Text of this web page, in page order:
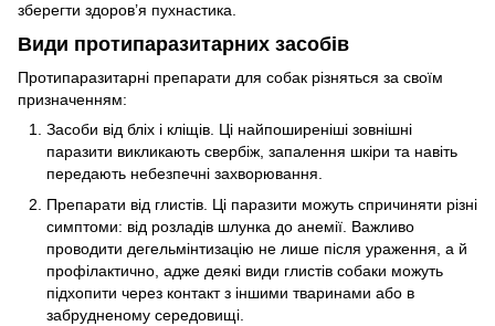
зберегти здоров’я пухнастика.
Види протипаразитарних засобів
Протипаразитарні препарати для собак різняться за своїм
призначенням:
Засоби від бліх і кліщів. Ці найпоширеніші зовнішні
паразити викликають свербіж, запалення шкіри та навіть
передають небезпечні захворювання.
Препарати від глистів. Ці паразити можуть спричиняти різні
симптоми: від розладів шлунка до анемії. Важливо
проводити дегельмінтизацію не лише після ураження, а й
профілактично, адже деякі види глистів собаки можуть
підхопити через контакт з іншими тваринами або в
забрудненому середовищі.